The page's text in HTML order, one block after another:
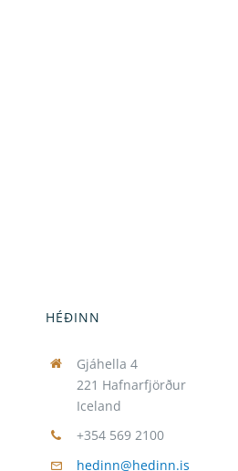
HÉÐINN
Gjáhella 4
221 Hafnarfjörður
Iceland
+354 569 2100
hedinn@hedinn.is